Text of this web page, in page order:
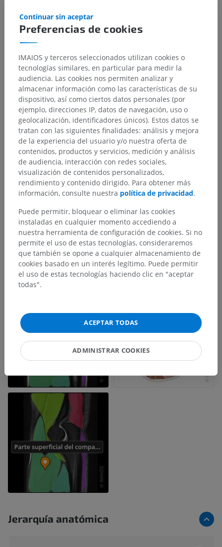
funcional. Tomos 1-3. 11ª ed. Barcelona: Masson; 2005
Galería
Jerarquía anatómica
Preferencias de cookies
Continuar sin aceptar
IMAIOS y terceros seleccionados utilizan cookies o
tecnologías similares, en particular para medir la
audiencia. Las cookies nos permiten analizar y
almacenar información como las características de su
dispositivo, así como ciertos datos personales (por
ejemplo, direcciones IP, datos de navegación, uso o
geolocalización, identificadores únicos). Estos datos se
tratan con las siguientes finalidades: análisis y mejora
de la experiencia del usuario y/o nuestra oferta de
contenidos, productos y servicios, medición y análisis
de audiencia, interacción con redes sociales,
visualización de contenidos personalizados,
rendimiento y contenido dirigido. Para obtener más
información, consulte nuestra política de privacidad.
Puede permitir, bloquear o eliminar las cookies
instaladas en cualquier momento accediendo a
nuestra herramienta de configuración de cookies. Si no
permite el uso de estas tecnologías, consideraremos
que también se opone a cualquier almacenamiento de
cookies basado en un interés legítimo. Puede permitir
el uso de estas tecnologías haciendo clic en "aceptar
todas".
ACEPTAR TODAS
ADMINISTRAR COOKIES